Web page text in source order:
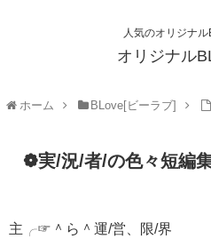
人気のオリジナ
オリジナル
ホーム BLove[ビーラブ]
❁実/況/者/の色々短編
主╭☞＾ら＾運/営、限/界